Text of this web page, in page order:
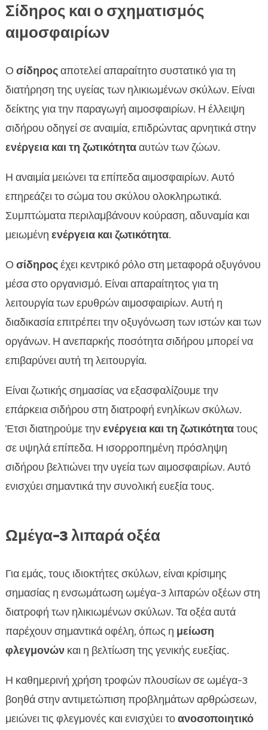
Σίδηρος και ο σχηματισμός
αιμοσφαιρίων
Ο σίδηροςαποτελεί απαραίτητο συστατικό για τη
διατήρηση της υγείας των ηλικιωμένων σκύλων. Είναι
δείκτης για την παραγωγή αιμοσφαιρίων. Η έλλειψη
σιδήρου οδηγεί σε αναιμία, επιδρώντας αρνητικά στην
ενέργεια και τη ζωτικότητααυτών των ζώων.
Η αναιμία μειώνει τα επίπεδα αιμοσφαιρίων. Αυτό
επηρεάζει το σώμα του σκύλου ολοκληρωτικά.
Συμπτώματα περιλαμβάνουν κούραση, αδυναμία και
μειωμένη ενέργεια και ζωτικότητα.
Ο σίδηροςέχει κεντρικό ρόλο στη μεταφορά οξυγόνου
μέσα στο οργανισμό. Είναι απαραίτητος για τη
λειτουργία των ερυθρών αιμοσφαιρίων. Αυτή η
διαδικασία επιτρέπει την οξυγόνωση των ιστών και των
οργάνων. Η ανεπαρκής ποσότητα σιδήρου μπορεί να
επιβαρύνει αυτή τη λειτουργία.
Είναι ζωτικής σημασίας να εξασφαλίζουμε την
επάρκεια σιδήρου στη διατροφή ενηλίκων σκύλων.
Έτσι διατηρούμε τηνενέργεια και τη ζωτικότητατους
σε υψηλά επίπεδα. Η ισορροπημένη πρόσληψη
σιδήρου βελτιώνει την υγεία των αιμοσφαιρίων. Αυτό
ενισχύει σημαντικά την συνολική ευεξία τους.
Ωμέγα-3 λιπαρά οξέα
Για εμάς, τους ιδιοκτήτες σκύλων, είναι κρίσιμης
σημασίας η ενσωμάτωση ωμέγα-3 λιπαρών οξέων στη
διατροφή των ηλικιωμένων σκύλων. Τα οξέα αυτά
παρέχουν σημαντικά οφέλη, όπως η μείωση
φλεγμονώνκαι η βελτίωση της γενικής ευεξίας.
Η καθημερινή χρήση τροφών πλουσίων σε ωμέγα-3
βοηθά στην αντιμετώπιση προβλημάτων αρθρώσεων,
μειώνει τις φλεγμονές και ενισχύει τοανοσοποιητικό